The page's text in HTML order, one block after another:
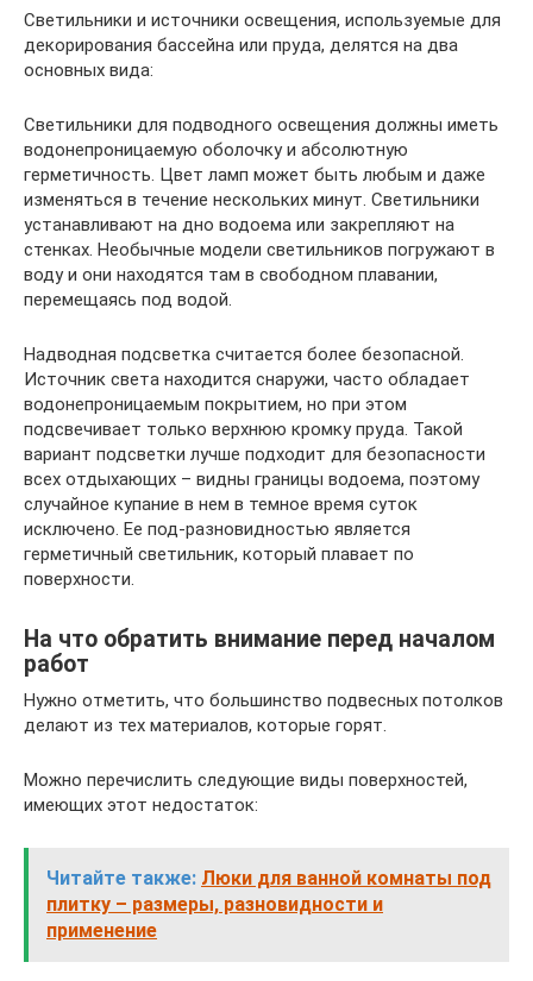
Светильники и источники освещения, используемые для
декорирования бассейна или пруда, делятся на два
основных вида:
Светильники для подводного освещения должны иметь
водонепроницаемую оболочку и абсолютную
герметичность. Цвет ламп может быть любым и даже
изменяться в течение нескольких минут. Светильники
устанавливают на дно водоема или закрепляют на
стенках. Необычные модели светильников погружают в
воду и они находятся там в свободном плавании,
перемещаясь под водой.
Надводная подсветка считается более безопасной.
Источник света находится снаружи, часто обладает
водонепроницаемым покрытием, но при этом
подсвечивает только верхнюю кромку пруда. Такой
вариант подсветки лучше подходит для безопасности
всех отдыхающих – видны границы водоема, поэтому
случайное купание в нем в темное время суток
исключено. Ее под-разновидностью является
герметичный светильник, который плавает по
поверхности.
На что обратить внимание перед началом
работ
Нужно отметить, что большинство подвесных потолков
делают из тех материалов, которые горят.
Можно перечислить следующие виды поверхностей,
имеющих этот недостаток:
Читайте также: Люки для ванной комнаты под
плитку – размеры, разновидности и
применение